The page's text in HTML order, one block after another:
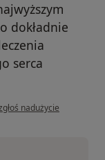
dokładnie
serca
opinii użytkownika Wiki
nadużycie